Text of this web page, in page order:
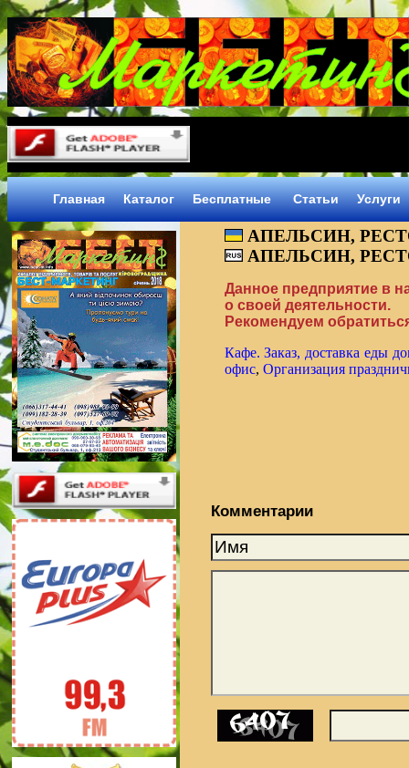
Главная Каталог Бесплатные Статьи Услуги
АПЕЛЬСИН,
АПЕЛЬСИН,
Данное предприятие в
о своей деятельности.
Рекомендуем
Кафе. Заказ, доставка еды
офис, Организация
Комментарии